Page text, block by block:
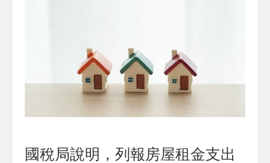
國稅局說明，列報房屋租金支出